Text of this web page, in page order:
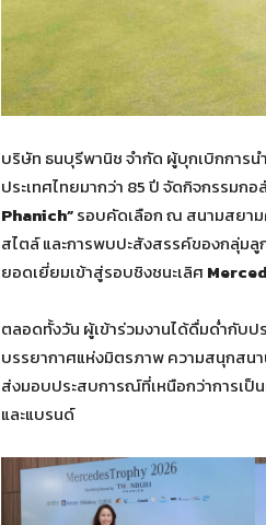
บริษัท ธนบุรีพานิช จำกัด ผู้บุกเบิกการน
ประเทศไทยมากว่า 85 ปี จัดกิจกรรมก
Phanich”รอบคัดเลือก ณ สนามสยา
สไตล์ และการพบปะสังสรรค์ของกลุ่ม
ยอดเยี่ยมเข้าสู่รอบชิงชนะเลิศ
ตลอดทั้งวัน ผู้เข้าร่วมงานได้ดื่มด่ำกับ
บรรยากาศแห่งมิตรภาพ ความสนุกสน
ส่งมอบประสบการณ์ที่เหนือกว่าการเป็น
และแบรนด์